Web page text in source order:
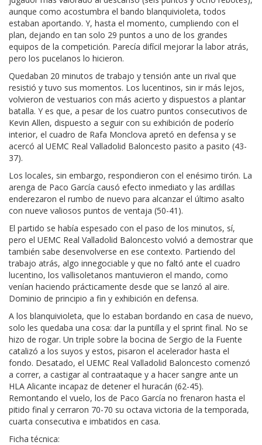
aunque como acostumbra el bando blanquivioleta, todos
estaban aportando. Y, hasta el momento, cumpliendo con el
plan, dejando en tan solo 29 puntos a uno de los grandes
equipos de la competición. Parecía difícil mejorar la labor atrás,
pero los pucelanos lo hicieron.
Quedaban 20 minutos de trabajo y tensión ante un rival que
resistió y tuvo sus momentos. Los lucentinos, sin ir más lejos,
volvieron de vestuarios con más acierto y dispuestos a plantar
batalla. Y es que, a pesar de los cuatro puntos consecutivos de
Kevin Allen, dispuesto a seguir con su exhibición de poderío
interior, el cuadro de Rafa Monclova apretó en defensa y se
acercó al UEMC Real Valladolid Baloncesto pasito a pasito (43-
37).
Los locales, sin embargo, respondieron con el enésimo tirón. La
arenga de Paco García causó efecto inmediato y las ardillas
enderezaron el rumbo de nuevo para alcanzar el último asalto
con nueve valiosos puntos de ventaja (50-41).
El partido se había espesado con el paso de los minutos, sí,
pero el UEMC Real Valladolid Baloncesto volvió a demostrar que
también sabe desenvolverse en ese contexto. Partiendo del
trabajo atrás, algo innegociable y que no faltó ante el cuadro
lucentino, los vallisoletanos mantuvieron el mando, como
venían haciendo prácticamente desde que se lanzó al aire.
Dominio de principio a fin y exhibición en defensa.
A los blanquivioleta, que lo estaban bordando en casa de nuevo,
solo les quedaba una cosa: dar la puntilla y el sprint final. No se
hizo de rogar. Un triple sobre la bocina de Sergio de la Fuente
catalizó a los suyos y estos, pisaron el acelerador hasta el
fondo. Desatado, el UEMC Real Valladolid Baloncesto comenzó
a correr, a castigar al contraataque y a hacer sangre ante un
HLA Alicante incapaz de detener el huracán (62-45).
Remontando el vuelo, los de Paco García no frenaron hasta el
pitido final y cerraron 70-70 su octava victoria de la temporada,
cuarta consecutiva e imbatidos en casa.
Ficha técnica: